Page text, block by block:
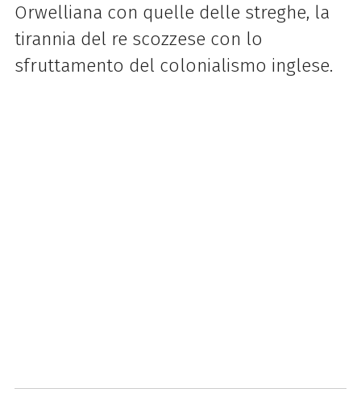
Orwelliana con quelle delle streghe, la
tirannia del re scozzese con lo
sfruttamento del colonialismo inglese.